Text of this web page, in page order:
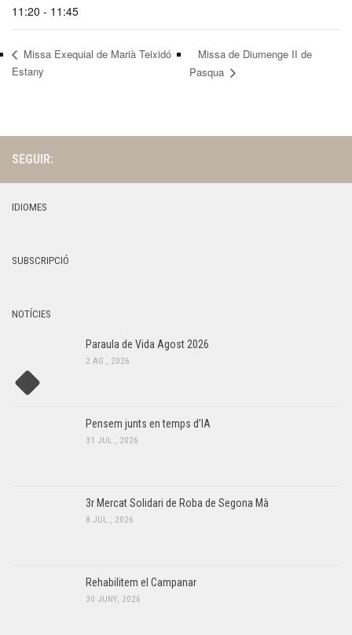
11:20 - 11:45
Missa Exequial de Marià Teixidó
Estany
Missa de Diumenge II de
Pasqua
SEGUIR:
IDIOMES
SUBSCRIPCIÓ
NOTÍCIES
Paraula de Vida Agost 2026
2 AG., 2026
Pensem junts en temps d’IA
31 JUL., 2026
3r Mercat Solidari de Roba de Segona Mà
8 JUL., 2026
Rehabilitem el Campanar
30 JUNY, 2026